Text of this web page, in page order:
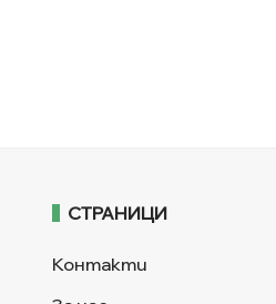
СТРАНИЦИ
Контакти